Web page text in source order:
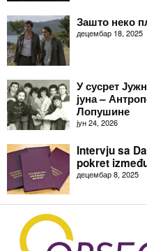
Зашто неко
децембар 18, 2025
У сусрет
јуна –
Лопушине
јун 24, 2026
Intervju sa
pokret
децембар 8, 2025